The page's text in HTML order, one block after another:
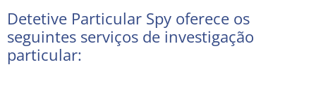
Detetive Particular Spy oferece os
seguintes serviços de investigação
particular: